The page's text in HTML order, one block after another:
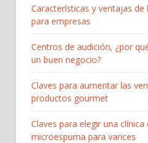
Características y ventajas
para empresas
Centros de audición, ¿por
un buen negocio?
Claves para aumentar las
productos gourmet
Claves para elegir una clínica
microespuma para varices